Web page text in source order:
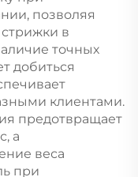
позволяя
стрижки в
точных
добиться
клиентами.
предотвращает
а
веса
при